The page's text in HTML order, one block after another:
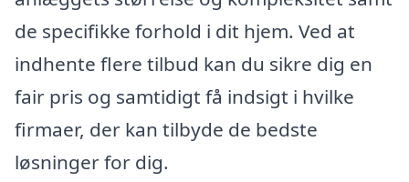
de specifikke forhold i dit hjem. Ved at
indhente flere tilbud kan du sikre dig en
fair pris og samtidigt få indsigt i hvilke
firmaer, der kan tilbyde de bedste
løsninger for dig.